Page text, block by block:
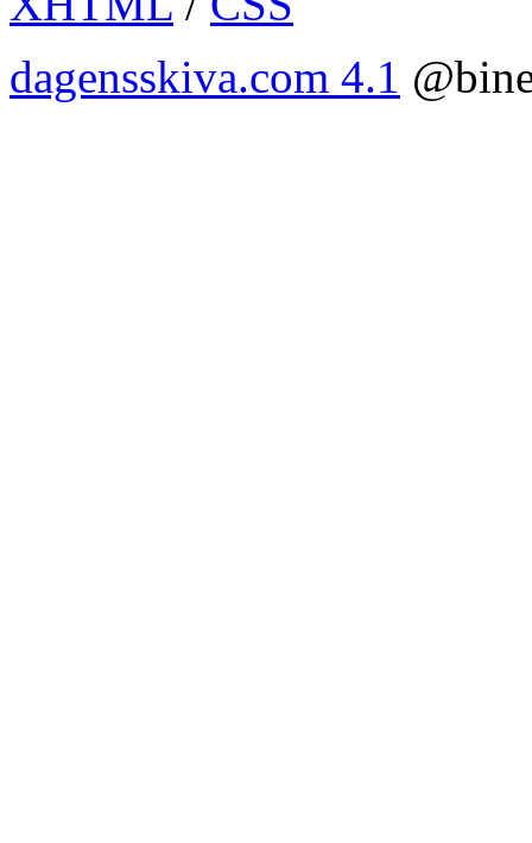
dagensskiva.com 4.1